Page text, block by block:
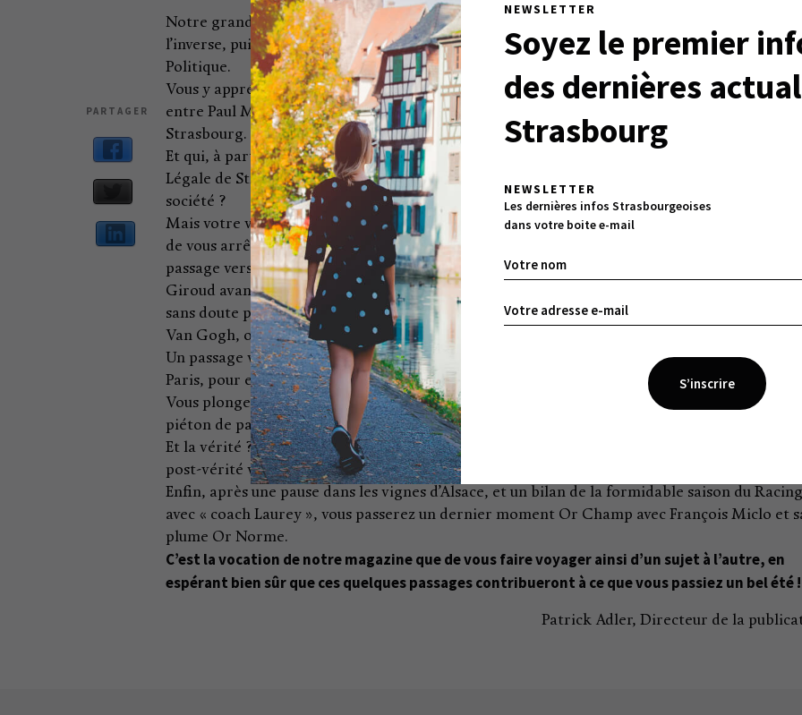
NEWSLETTER
Soyez le premier
des dernières
Strasbourg
NEWSLETTER
Les dernières infos Strasbourgeoises
dans votre boite e-mail
PARTAGER
Notre grande enquête vous fera passer de la politique au commerce, à moins que ce soit
l’inverse, puisque bien sûr en matière de business comme sur bien d’autres sujets, tout est
Politique.
Vous y apprécierez sans doute le passage croustillant d’une passionnante interview croisée
entre Paul Meyer, adjoint au commerce et Pierre Bardet, Directeur Général des Vitrines de
Strasbourg.
Et qui, à part Or Norme, peut ensuite vous proposer un passage par l’Institut de Médecine
Légale de Strasbourg avant d’évoquer, à Strasbourg comme ailleurs, l’Uberisation de notre
société ?
Mais votre voyage est loin de se terminer : vous passerez chez Alex Lutz et Tom Dingler,
de vous arrêter chez Antonia de Rendinger et Houaria Kaidari… et du cinéma au théâtre, le
passage vers la musique et les arts visuels se fait tout en douceur : vous découvrirez
Giroud avant de scruter la streetartmap et le musée du street-art… là où vous ne l’attendez
sans doute pas ; et puis, avec Or Norme, vous serez aussi de passage à Avignon, à Kairouan,
Van Gogh, ou encore dans les Vosges pour une histoire qui vous touchera au cœur.
Un passage vers les ruches de la cathédrale et vous voilà boulevard de… Strasbourg, mais à
Paris, pour entrer à la Scala, le projet fou de Mélanie et Frédéric Biessy.
Vous plongerez ensuite dans le souvenir de nos années sombres et comprendrez pourquoi le
piéton de passage dans notre ville pourra désormais trébucher sur notre passé.
Et la vérité ? Est-elle simplement de passage elle aussi ? Le parti-pris de Thierry Jobard sur
post-vérité vous interpellera sur le sujet.
Enfin, après une pause dans les vignes d’Alsace, et un bilan de la formidable saison du Racing
avec « coach Laurey », vous passerez un dernier moment Or Champ avec François Miclo et
plume Or Norme.
C’est la vocation de notre magazine que de vous faire voyager ainsi d’un sujet à l’autre, en
espérant bien sûr que ces quelques passages contribueront à ce que vous passiez un bel été !
Patrick Adler, Directeur de la